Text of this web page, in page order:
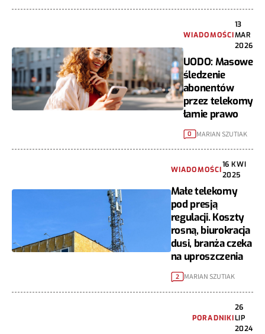
WIADOMOŚCI
13
MAR
2026
UODO: Masowe
śledzenie
abonentów
przez telekomy
łamie prawo
0 MARIAN SZUTIAK
WIADOMOŚCI
16 KWI
2025
Małe telekomy
pod presją
regulacji. Koszty
rosną, biurokracja
dusi, branża czeka
na uproszczenia
2 MARIAN SZUTIAK
PORADNIKI
26
LIP
2024